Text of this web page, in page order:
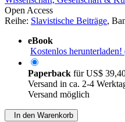
Open Access
Reihe: Slavistische Beiträge,
eBook
Kostenlos
Paperback fürUS$
Versand in ca. 2-4
Versand möglich
In den Warenkorb